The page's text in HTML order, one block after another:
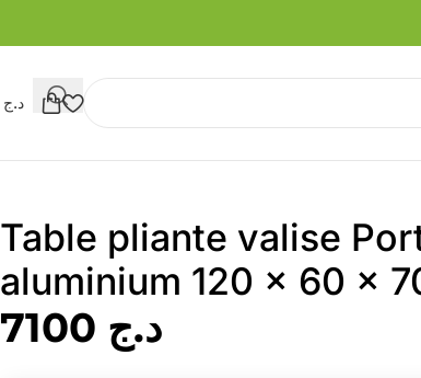
د.ج
Table pliante valise
aluminium 120 x 60 x
د.ج